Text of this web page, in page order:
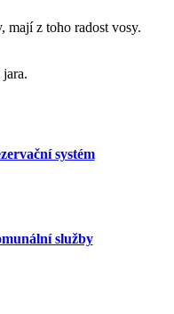
mají z toho radost vosy.
systém
služby